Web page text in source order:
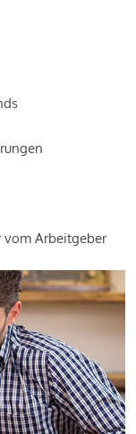
vom Arbeitgeber